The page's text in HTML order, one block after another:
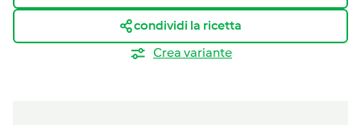
condividi la ricetta
Crea variante